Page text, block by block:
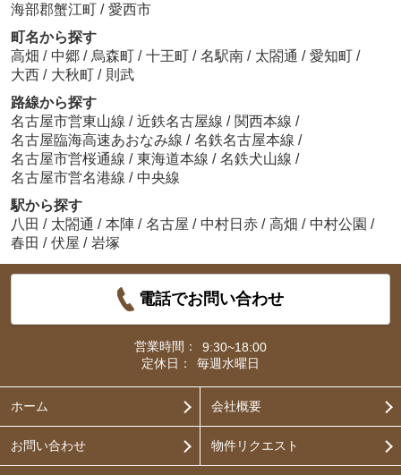
海部郡蟹江町 / 愛西市
町名から探す
高畑 / 中郷 / 烏森町 / 十王町 / 名駅南 / 太閤通 / 愛知町 /
大西 / 大秋町 / 則武
路線から探す
名古屋市営東山線 / 近鉄名古屋線 / 関西本線 /
名古屋臨海高速あおなみ線 / 名鉄名古屋本線 /
名古屋市営桜通線 / 東海道本線 / 名鉄犬山線 /
名古屋市営名港線 / 中央線
駅から探す
八田 / 太閤通 / 本陣 / 名古屋 / 中村日赤 / 高畑 / 中村公園 /
春田 / 伏屋 / 岩塚
電話でお問い合わせ
営業時間：
9:30~18:00
定休日：
毎週水曜日
ホーム 会社概要
お問い合わせ 物件リクエスト